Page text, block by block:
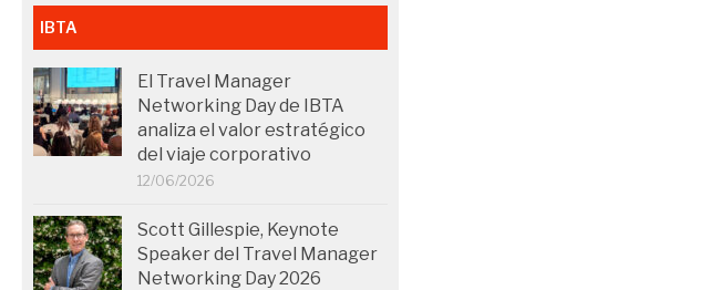
IBTA
El Travel Manager
Networking Day de IBTA
analiza el valor estratégico
del viaje corporativo
12/06/2026
Scott Gillespie, Keynote
Speaker del Travel Manager
Networking Day 2026